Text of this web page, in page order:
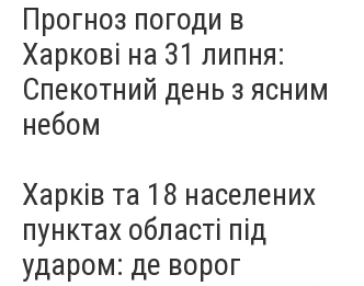
Прогноз погоди в
Харкові на 31 липня:
Спекотний день з ясним
небом
Харків та 18 населених
пунктах області під
ударом: де ворог